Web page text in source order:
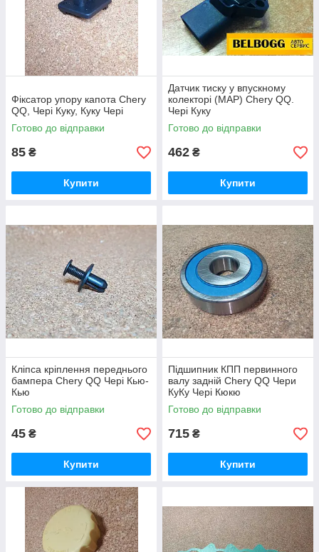
Фіксатор упору капота Chery
QQ, Чері Куку, Куку Чері
Готово до відправки
85 ₴
Купити
Датчик тиску у впускному
колекторі (МАР) Chery QQ.
Чері Куку
Готово до відправки
462 ₴
Купити
Кліпса кріплення переднього
бампера Chery QQ Чері Кью-
Кью
Готово до відправки
45 ₴
Купити
Підшипник КПП первинного
валу задній Chery QQ Чери
КуКу Чері Кюкю
Готово до відправки
715 ₴
Купити